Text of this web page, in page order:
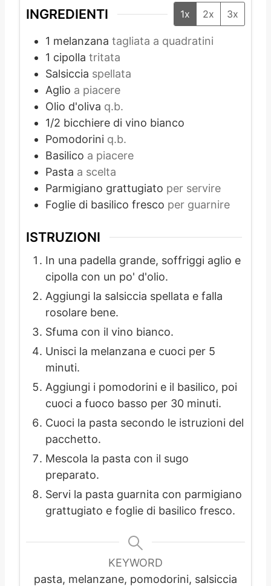
INGREDIENTI 1x 2x 3x
1 melanzana tagliata a quadratini
1 cipolla tritata
Salsiccia spellata
Aglio a piacere
Olio d'oliva q.b.
1/2 bicchiere di vino bianco
Pomodorini q.b.
Basilico a piacere
Pasta a scelta
Parmigiano grattugiato per servire
Foglie di basilico fresco per guarnire
ISTRUZIONI
In una padella grande, soffriggi aglio e
cipolla con un po' d'olio.
Aggiungi la salsiccia spellata e falla
rosolare bene.
Sfuma con il vino bianco.
Unisci la melanzana e cuoci per 5
minuti.
Aggiungi i pomodorini e il basilico, poi
cuoci a fuoco basso per 30 minuti.
Cuoci la pasta secondo le istruzioni del
pacchetto.
Mescola la pasta con il sugo
preparato.
Servi la pasta guarnita con parmigiano
grattugiato e foglie di basilico fresco.
KEYWORD
pasta, melanzane, pomodorini, salsiccia